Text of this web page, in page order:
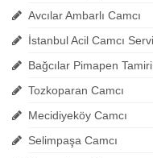
Avcılar Ambarlı Camcı
İstanbul Acil Camcı
Bağcılar Pimapen Tamiri
Tozkoparan Camcı
Mecidiyeköy Camcı
Selimpaşa Camcı